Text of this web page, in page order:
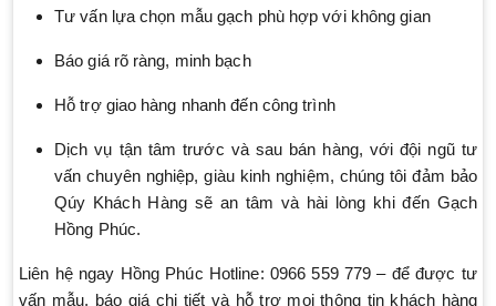
Tư vấn lựa chọn mẫu gạch phù hợp với không gian
Báo giá rõ ràng, minh bạch
Hỗ trợ giao hàng nhanh đến công trình
Dịch vụ tận tâm trước và sau bán hàng, với đội ngũ tư
vấn chuyên nghiệp, giàu kinh nghiệm, chúng tôi đảm bảo
Qúy Khách Hàng sẽ an tâm và hài lòng khi đến Gạch
Hồng Phúc.
Liên hệ ngay Hồng Phúc Hotline: 0966 559 779 – để được tư
vấn mẫu, báo giá chi tiết và hỗ trợ mọi thông tin khách hàng